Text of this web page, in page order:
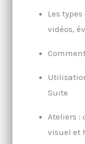
Les
vidéos,
Suite
Ateliers :
visuel et